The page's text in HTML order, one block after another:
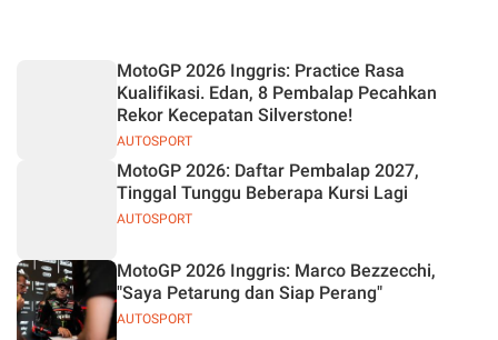
AUTOSPORT
MotoGP 2026 Inggris: Practice Rasa
Kualifikasi. Edan, 8 Pembalap Pecahkan
Rekor Kecepatan Silverstone!
AUTOSPORT
MotoGP 2026: Daftar Pembalap 2027,
Tinggal Tunggu Beberapa Kursi Lagi
AUTOSPORT
MotoGP 2026 Inggris: Marco Bezzecchi,
"Saya Petarung dan Siap Perang"